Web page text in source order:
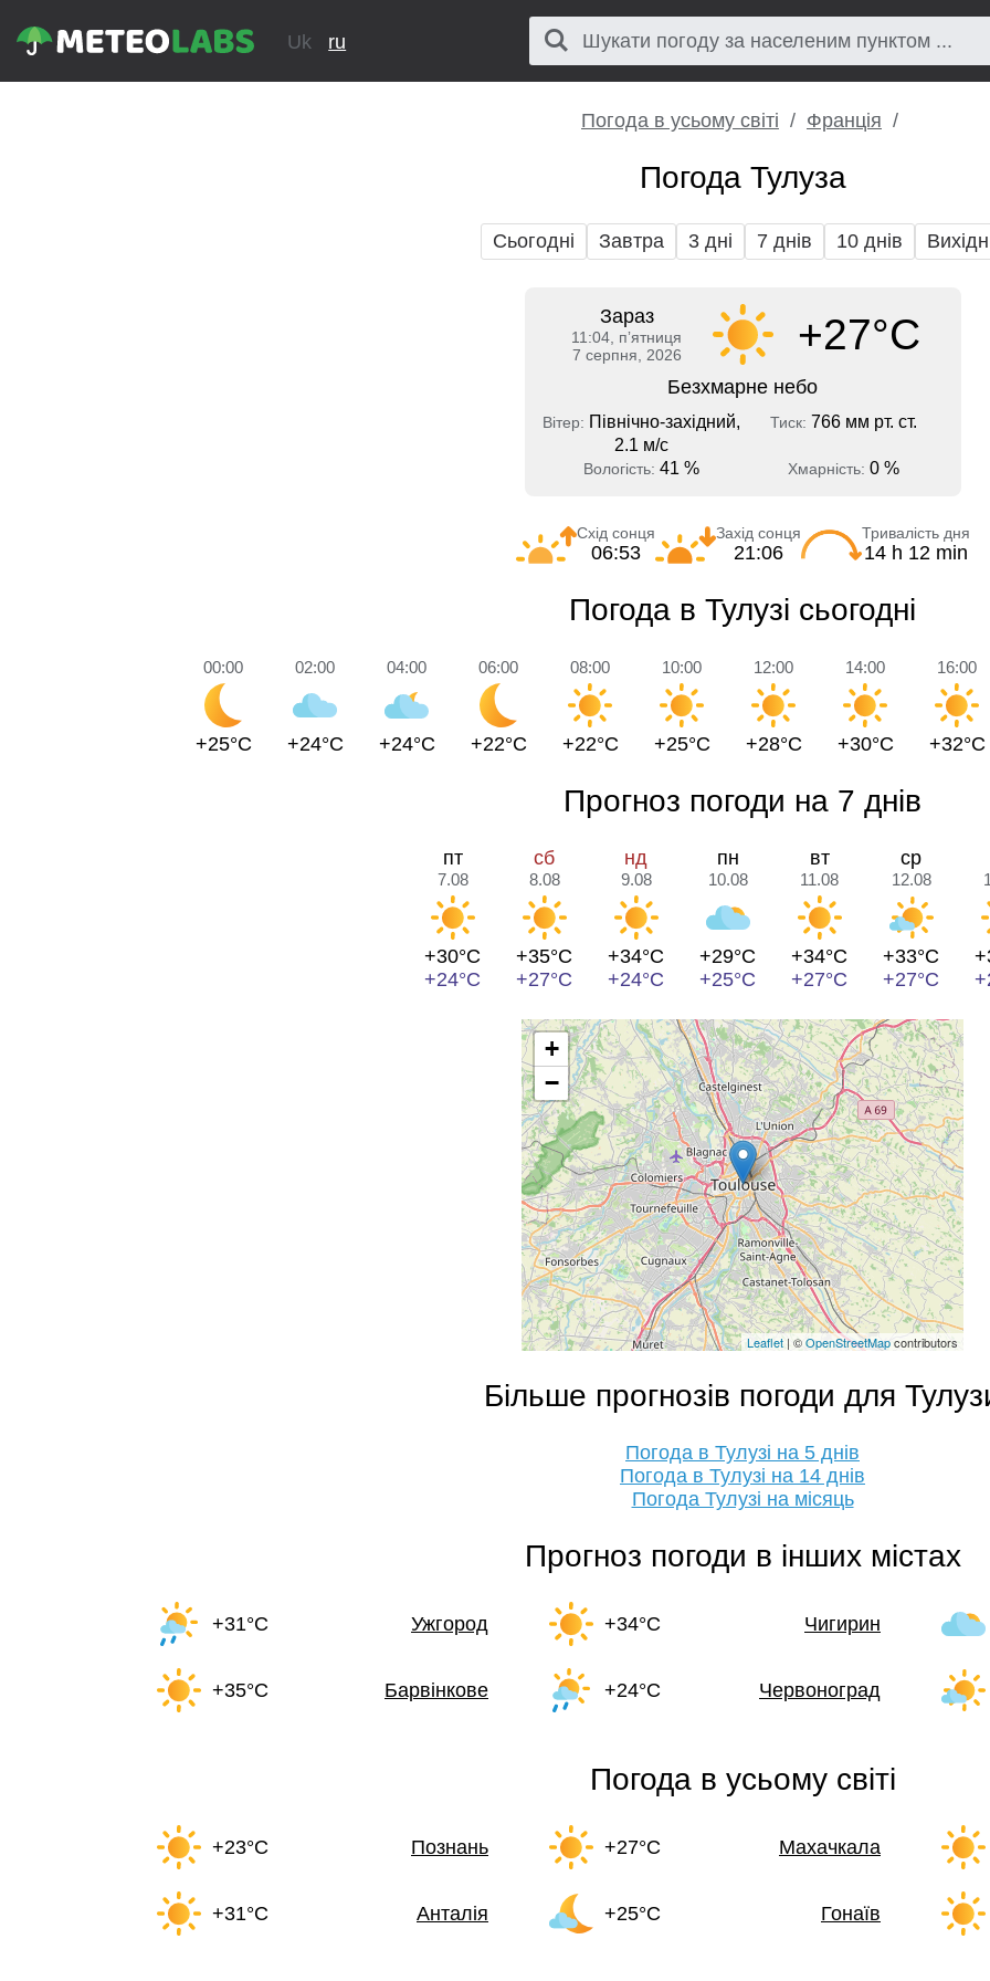
Uk ru
Погода в усьому світі Франція
Погода Тулуза
Сьогодні Завтра 3 дні 7 днів 10 днів
Зараз
11:04, пʼятниця
7 серпня, 2026
+27°C
Безхмарне небо
Вітер: Північно-західний,
2.1 м/с
Тиск: 766 мм рт. ст.
Вологість:41 % Хмарність: 0 %
Схід сонця
06:53
Захід сонця
21:06
Тривалість дня
14 h 12 min
Погода в Тулузі сьогодні
00:00
+25°C
02:00
+24°C
04:00
+24°C
06:00
+22°C
08:00
+22°C
10:00
+25°C
12:00
+28°C
14:00
+30°C
16:00
+32°C
Прогноз погоди на 7 днів
пт
7.08
+30°C
+24°C
сб
8.08
+35°C
+27°C
нд
9.08
+34°C
+24°C
пн
10.08
+29°C
+25°C
вт
11.08
+34°C
+27°C
ср
12.08
+33°C
+27°C
+
−
Leaflet | ©OpenStreetMapcontributors
Більше прогнозів погоди для
Погода в Тулузі на 5 днів
Погода в Тулузі на 14 днів
Погода Тулузі на місяць
Прогноз погоди в інших містах
+31°C Ужгород +34°C Чигирин
+35°C Барвінкове +24°C Червоноград
Погода в усьому світі
+23°C Познань +27°C Махачкала
+31°C Анталія +25°C Гонаїв